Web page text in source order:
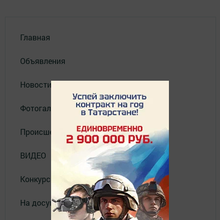
Главная
Объявления
Новости
Фотогалерея
Происшествия
ВИДЕО
Конкурсы
На досуге